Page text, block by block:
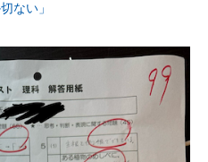
ない」